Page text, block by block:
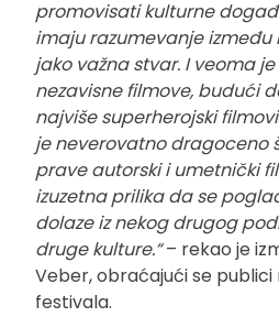
promovisati kulturne
imaju razumevanje između
jako važna stvar. I veoma
nezavisne filmove, budući
najviše superherojski
je neverovatno dragoceno
prave autorski i umetnički
izuzetna prilika da se
dolaze iz nekog drugog
druge kulture.“– rekao je
Veber, obraćajući se
festivala.